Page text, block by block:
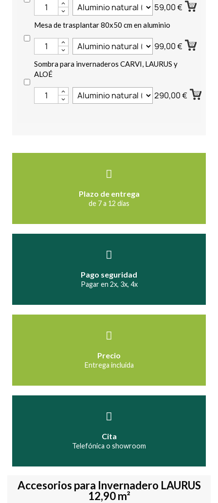
59,00 €
Mesa de trasplantar 80x50 cm en aluminio
99,00 €
Sombra para invernaderos CARVI, LAURUS y
ALOÉ
290,00 €
Plazo de entrega
de 7 a 12 dias
Pago seguridad
Pagar en 2x, 3x, 4x
Precio
Entrega incluida
Cita
Telefónica o showroom
Accesorios para Invernadero LAURUS
12,90 m²